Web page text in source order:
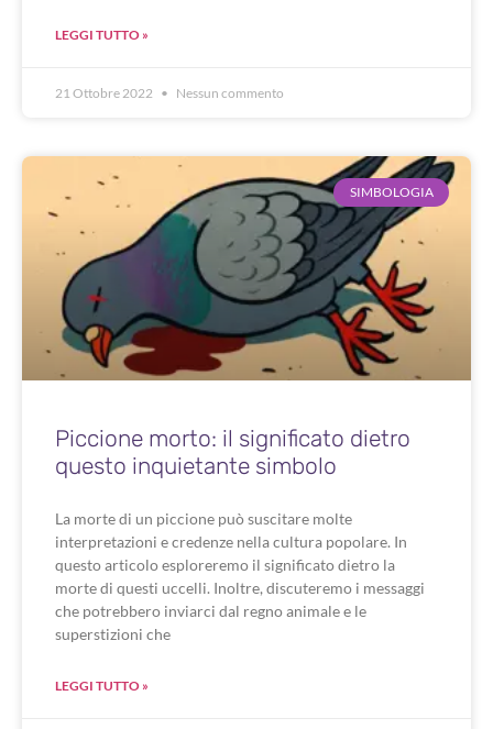
LEGGI TUTTO »
21 Ottobre 2022 Nessun commento
SIMBOLOGIA
Piccione morto: il significato dietro
questo inquietante simbolo
La morte di un piccione può suscitare molte
interpretazioni e credenze nella cultura popolare. In
questo articolo esploreremo il significato dietro la
morte di questi uccelli. Inoltre, discuteremo i messaggi
che potrebbero inviarci dal regno animale e le
superstizioni che
LEGGI TUTTO »